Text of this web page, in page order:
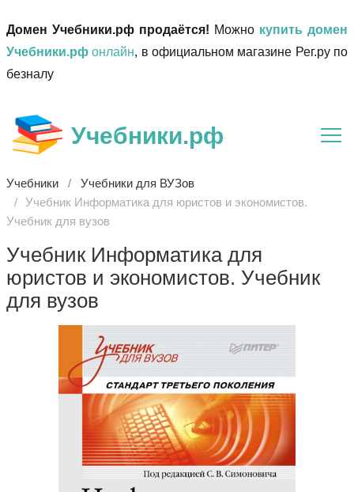
Домен Учебники.рф продаётся! Можно купить домен
Учебники.рф онлайн, в официальном магазине Рег.ру по
безналу
Учебники.рф
Учебники
Учебники для ВУЗов
Учебник Информатика для юристов и экономистов.
Учебник для вузов
Учебник Информатика для
юристов и экономистов. Учебник
для вузов